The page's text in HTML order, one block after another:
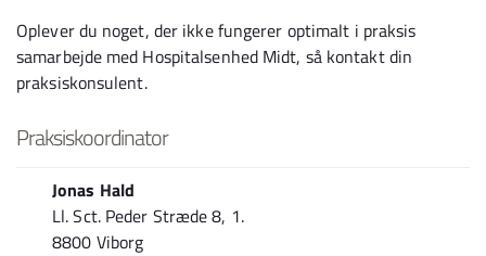
Oplever du noget, der ikke fungerer optimalt i praksis
samarbejde med Hospitalsenhed Midt, så kontakt din
praksiskonsulent.
Praksiskoordinator
Jonas Hald
Ll. Sct. Peder Stræde 8, 1.
8800 Viborg